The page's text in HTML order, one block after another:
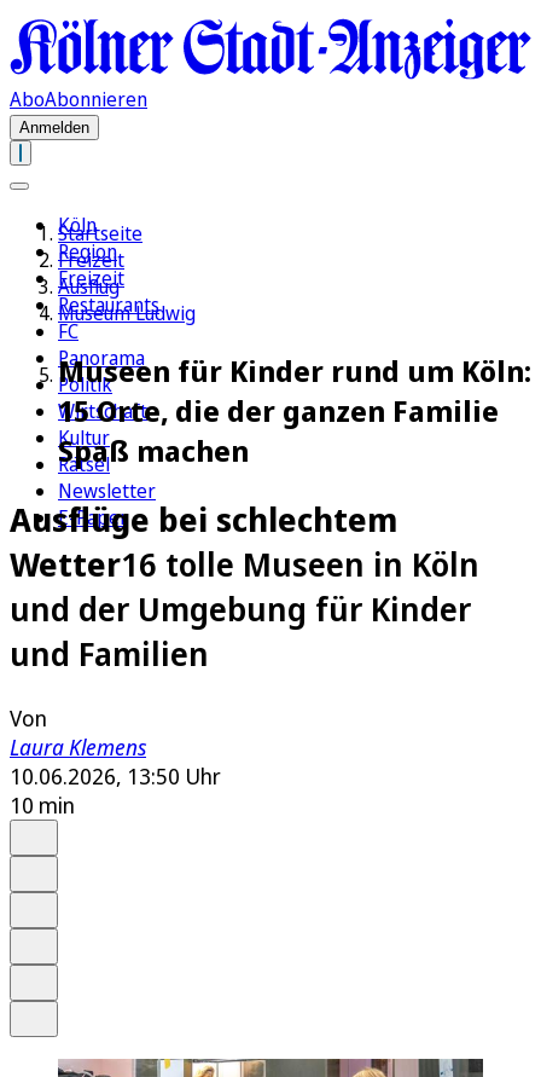
AboAbonnieren
Anmelden
Köln
Region
Freizeit
Restaurants
FC
Panorama
Politik
Wirtschaft
Kultur
Rätsel
Newsletter
E-Paper
Startseite
Freizeit
Ausflug
Museum Ludwig
Museen für Kinder rund um Köln:
15 Orte, die der ganzen Familie
Spaß machen
Ausflüge bei schlechtem
Wetter16 tolle Museen in Köln
und der Umgebung für Kinder
und Familien
Von
Laura Klemens
10.06.2026, 13:50 Uhr
10 min